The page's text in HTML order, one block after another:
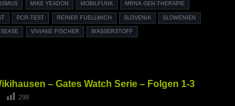
MIKE YEADON MOBILFUNK MRNA GEN-THERAPIE
PCR-TEST REINER FUELLMICH SLOVENIA SLOWENIEN
VIVIANE FISCHER WASSERSTOFF
– Gates Watch Serie – Folgen 1-3
298